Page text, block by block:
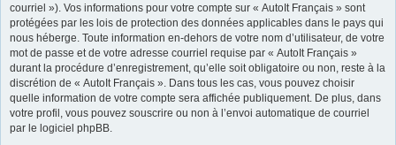
courriel »). Vos informations pour votre compte sur « AutoIt Français » sont
protégées par les lois de protection des données applicables dans le pays qui
nous héberge. Toute information en-dehors de votre nom d’utilisateur, de votre
mot de passe et de votre adresse courriel requise par « AutoIt Français »
durant la procédure d’enregistrement, qu’elle soit obligatoire ou non, reste à la
discrétion de « AutoIt Français ». Dans tous les cas, vous pouvez choisir
quelle information de votre compte sera affichée publiquement. De plus, dans
votre profil, vous pouvez souscrire ou non à l’envoi automatique de courriel
par le logiciel phpBB.